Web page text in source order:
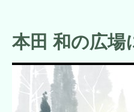
テ
ン
本田 和の広場